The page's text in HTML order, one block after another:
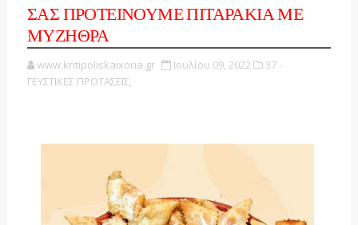
ΣΑΣ ΠΡΟΤΕΙΝΟΥΜΕ ΠΙΤΑΡΑΚΙΑ ΜΕ
ΜΥΖΗΘΡΑ
www.kritipoliskaixoria.gr Ιουλίου 09, 2022
37 -
ΓΕΥΣΤΙΚΕΣ ΠΡΟΤΑΣΕΙΣ,